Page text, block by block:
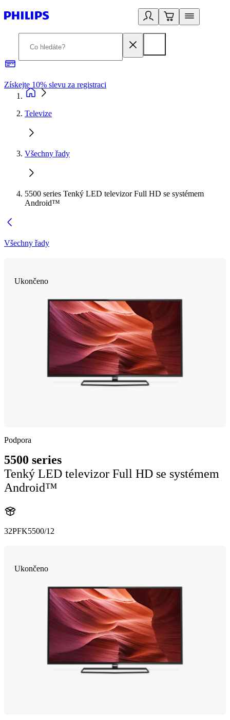
Získejte 10% slevu za registraci
Televize
Všechny řady
5500 series Tenký LED televizor Full HD se systémem
Android™
Všechny řady
Ukončeno
Podpora
5500 series
Tenký LED televizor Full HD se systémem
Android™
32PFK5500/12
Ukončeno